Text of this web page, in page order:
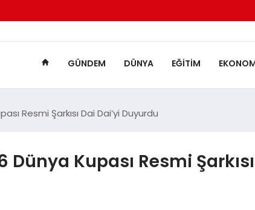
GÜNDEM DÜNYA EĞITIM
Resmi Şarkısı Dai Dai’yi Duyurdu
Kupası Resmi Şarkısı